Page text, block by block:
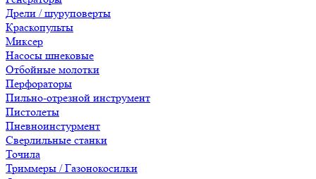
Дрели / шуруповерты
Краскопульты
Миксер
Насосы шнековые
Отбойные молотки
Перфораторы
Пильно-отрезной инструмент
Пистолеты
Пневноинстурмент
Сверлильные станки
Точила
Триммеры / Газонокосилки